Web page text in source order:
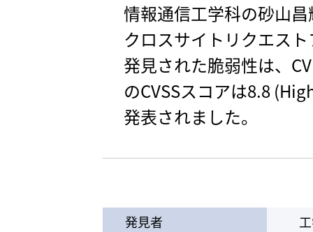
情報通信工学科の砂山
クロスサイトリクエス
発見された脆弱性は、
のCVSSスコアは8.8
発表されました。
発見者